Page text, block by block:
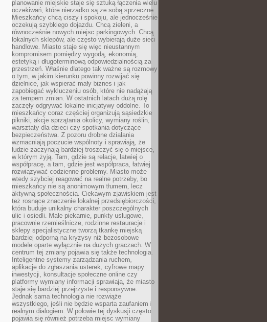
planowanie miejskie staje się sztuką łączenia wielu
oczekiwań, które nierzadko są ze sobą sprzeczne.
Mieszkańcy chcą ciszy i spokoju, ale jednocześnie
oczekują szybkiego dojazdu. Chcą zieleni, a
równocześnie nowych miejsc parkingowych. Chcą
lokalnych sklepów, ale często wybierają duże sieci
handlowe. Miasto staje się więc nieustannym
kompromisem pomiędzy wygodą, ekonomią,
estetyką i długoterminową odpowiedzialnością za
przestrzeń. Właśnie dlatego tak ważne są rozmowy
o tym, w jakim kierunku powinny rozwijać się
dzielnice, jak wspierać mały biznes i jak
zapobiegać wykluczeniu osób, które nie nadążają
za tempem zmian. W ostatnich latach dużą rolę
zaczęły odgrywać lokalne inicjatywy oddolne. To
mieszkańcy coraz częściej organizują sąsiedzkie
pikniki, akcje sprzątania okolicy, wymiany roślin,
warsztaty dla dzieci czy spotkania dotyczące
bezpieczeństwa. Z pozoru drobne działania
wzmacniają poczucie wspólnoty i sprawiają, że
ludzie zaczynają bardziej troszczyć się o miejsce,
w którym żyją. Tam, gdzie są relacje, łatwiej o
współpracę, a tam, gdzie jest współpraca, łatwiej
rozwiązywać codzienne problemy. Miasto może
wtedy szybciej reagować na realne potrzeby, bo
mieszkańcy nie są anonimowym tłumem, lecz
aktywną społecznością. Ciekawym zjawiskiem jest
też rosnące znaczenie lokalnej przedsiębiorczości,
która buduje unikalny charakter poszczególnych
ulic i osiedli. Małe piekarnie, punkty usługowe,
pracownie rzemieślnicze, rodzinne restauracje i
sklepy specjalistyczne tworzą tkankę miejską
bardziej odporną na kryzysy niż bezosobowe
modele oparte wyłącznie na dużych graczach. W
centrum tej zmiany pojawia się także technologia.
Inteligentne systemy zarządzania ruchem,
aplikacje do zgłaszania usterek, cyfrowe mapy
inwestycji, konsultacje społeczne online czy
platformy wymiany informacji sprawiają, że miasto
staje się bardziej przejrzyste i responsywne.
Jednak sama technologia nie rozwiąże
wszystkiego, jeśli nie będzie wsparta zaufaniem i
realnym dialogiem. W połowie tej dyskusji często
pojawia się również potrzeba miejsc wymiany